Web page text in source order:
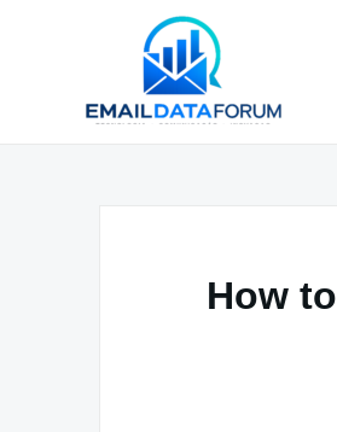
How